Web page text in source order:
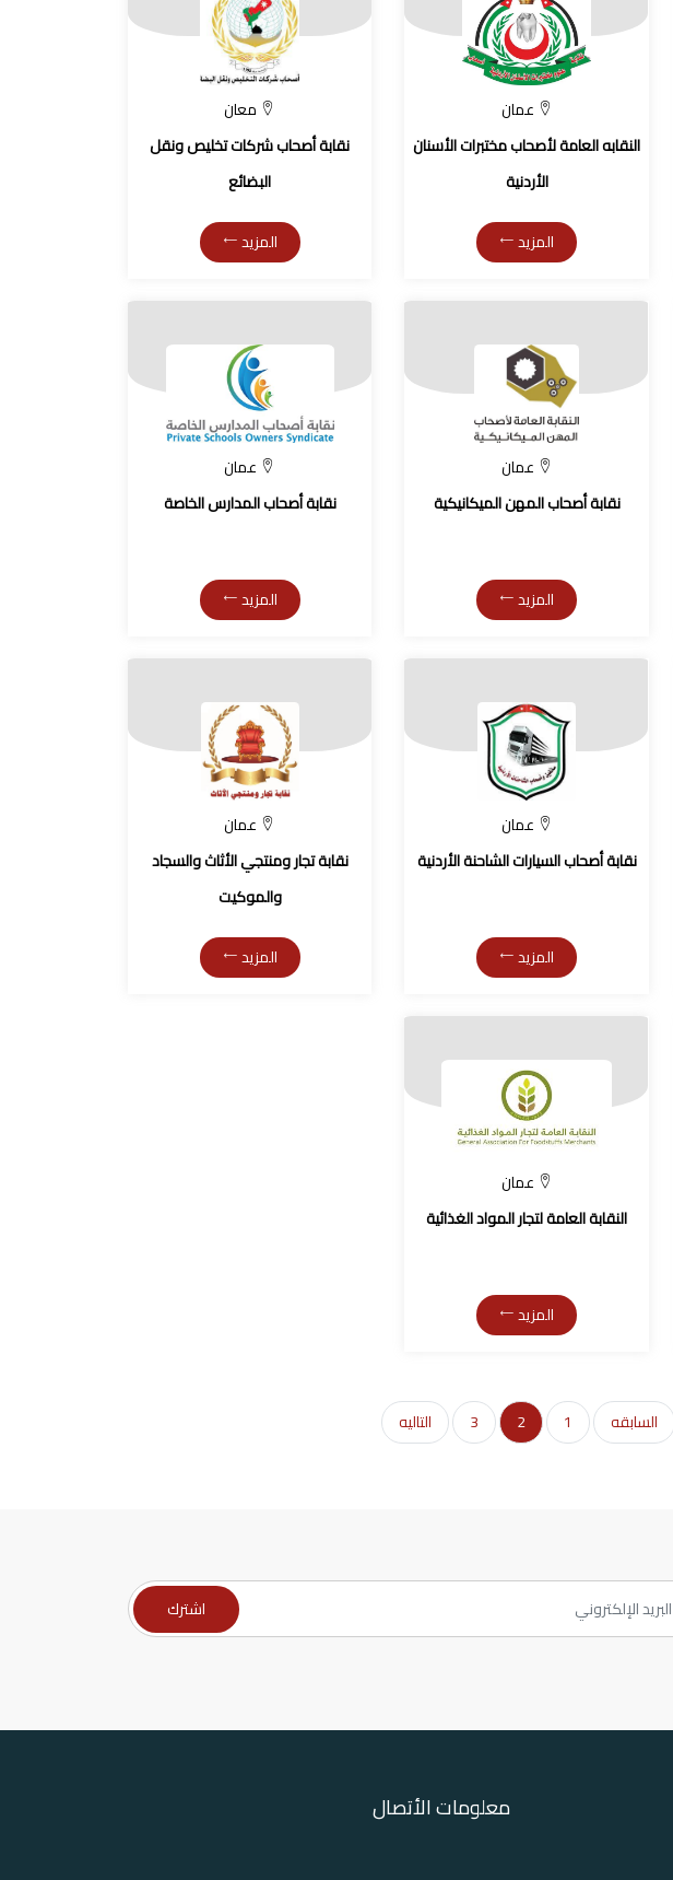
عمان
النقابه العامة لأصحاب مختبرات الأسنان
الأردنية
المزيد
معان
نقابة أصحاب شركات تخليص ونقل
البضائع
المزيد
عمان
نقابة أصحاب المهن الميكانيكية
المزيد
عمان
نقابة أصحاب المدارس الخاصة
المزيد
عمان
نقابة أصحاب السيارات الشاحنة الأردنية
المزيد
عمان
نقابة تجار ومنتجي الأثاث والسجاد
والموكيت
المزيد
عمان
النقابة العامة لتجار المواد الغذائية
المزيد
السابقه 1
2
3 التاليه
معلومات الأتصال